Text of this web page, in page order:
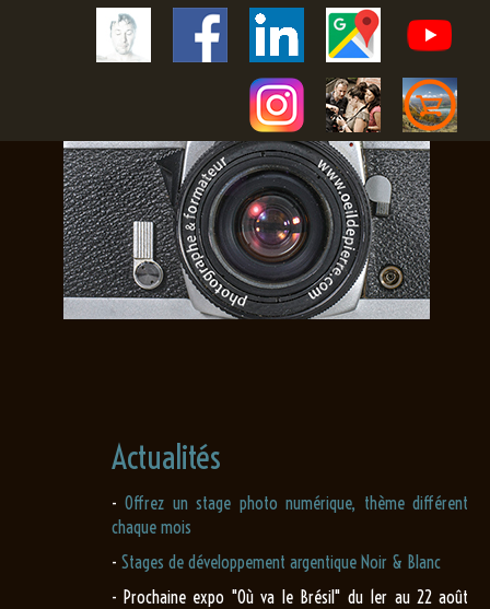
Actualités
-Offrez un stage photo numérique, thème différent
chaque mois
- Stages de développement argentique Noir & Blanc
- Prochaine expo "Où va le Brésil" du 1er au 22 août